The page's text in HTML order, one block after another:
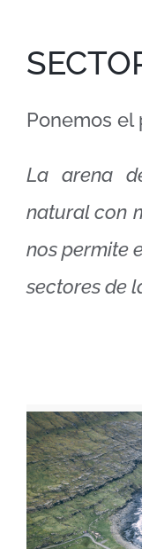
Ponemos el
La arena
natural con
nos permite
sectores de